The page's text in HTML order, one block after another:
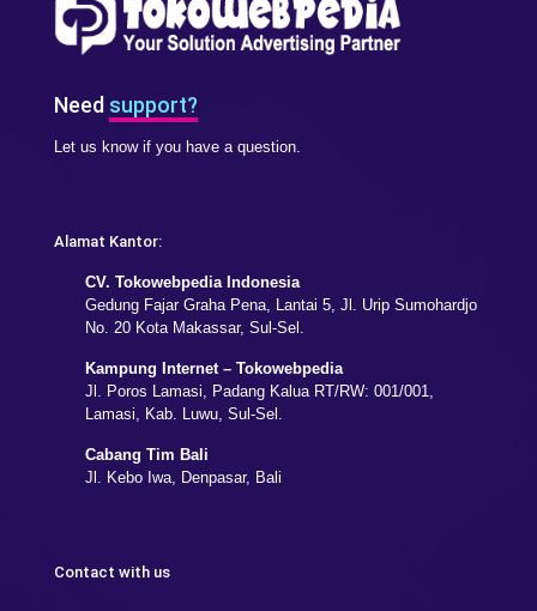
Need support?
Let us know if you have a question.
Alamat Kantor:
CV. Tokowebpedia Indonesia
Gedung Fajar Graha Pena, Lantai 5, Jl. Urip Sumohardjo
No. 20 Kota Makassar, Sul-Sel.
Kampung Internet – Tokowebpedia
Jl. Poros Lamasi, Padang Kalua RT/RW: 001/001,
Lamasi, Kab. Luwu, Sul-Sel.
Cabang Tim Bali
Jl. Kebo Iwa, Denpasar, Bali
Contact with us